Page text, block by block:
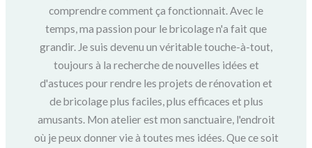
comprendre comment ça fonctionnait. Avec le
temps, ma passion pour le bricolage n'a fait que
grandir. Je suis devenu un véritable touche-à-tout,
toujours à la recherche de nouvelles idées et
d'astuces pour rendre les projets de rénovation et
de bricolage plus faciles, plus efficaces et plus
amusants. Mon atelier est mon sanctuaire, l'endroit
où je peux donner vie à toutes mes idées. Que ce soit